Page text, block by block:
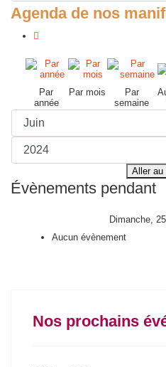
Agenda de nos
Par
année
Par mois
Par
semaine
Aller au
Évènements pendant
Dimanche,
Aucun évènement
Nos prochains